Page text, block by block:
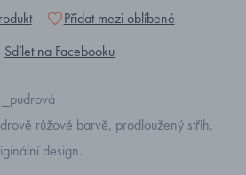
Přidat mezi oblíbené
Sdílet na Facebooku
růžové barvě, prodloužený střih,
design.